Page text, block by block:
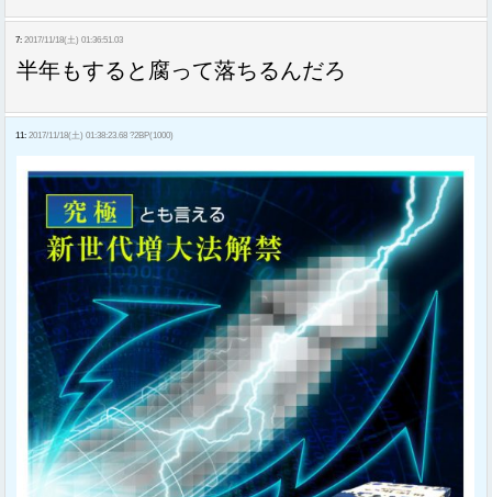
7: 2017/11/18(土) 01:36:51.03
半年もすると腐って落ちるんだろ
11: 2017/11/18(土) 01:38:23.68 ?2BP(1000)